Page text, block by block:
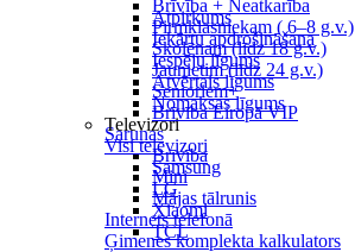
Brīvība + Neatkarība
Pirmklasniekam ( 6–8 g.v.)
Skolēnam (līdz 18 g.v.)
Jaunietim (līdz 24 g.v.)
Senioriem+
Brīvība Eiropā VIP
Sarunas
Brīvība
Mini
Mājas tālrunis
Internets telefonā
Ģimenes komplekta kalkulators
Atpirkums
Iekārtu apdrošināšana
Iespēju līgums
Atvērtais līgums
Nomaksas līgums
Televizori
Visi televizori
Samsung
LG
Xiaomi
TCL